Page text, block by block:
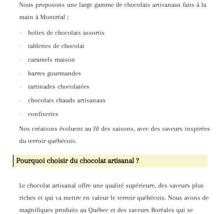
Nous proposons une large gamme de chocolats artisanaux faits à la
main à Montréal :
–
boîtes de chocolats assortis
–
tablettes de chocolat
–
caramels maison
–
barres gourmandes
–
tartinades chocolatées
–
chocolats chauds artisanaux
–
confiseries
Nos créations évoluent au fil des saisons, avec des saveurs inspirées
du terroir québécois.
Pourquoi choisir du chocolat artisanal ?
Le chocolat artisanal offre une qualité supérieure, des saveurs plus
riches et qui va mettre en valeur le terroir québécois. Nous avons de
magnifiques produits au Québec et des saveurs Boréales qui se